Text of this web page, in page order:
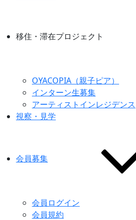
移住・滞在プロジェクト
OYACOPIA（親子ピア）
インターン生募集
アーティストインレジデンス
視察・見学
会員募集
会員ログイン
会員規約